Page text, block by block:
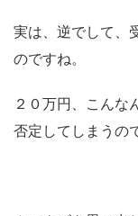
実は、逆でして、
のですね。
２０万円、こんな
否定してしまうの